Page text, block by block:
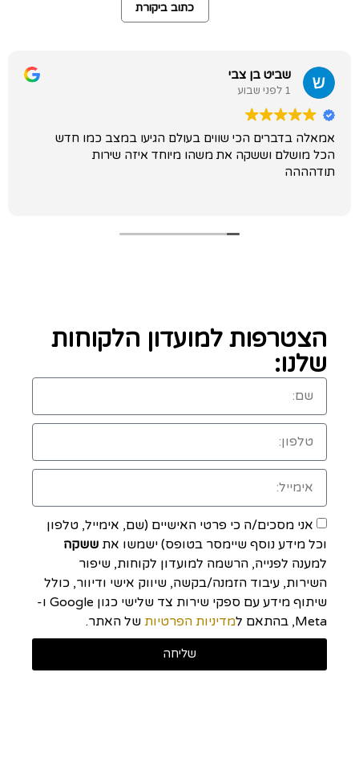
כתוב ביקורת
שביט בן צבי
1 לפני שבוע
אמאלה בדברים הכי שווים בעולם הגיעו במצב כמו חדש
הכל מושלם וששקה את משהו מיוחד איזה שירות
תודהההה
הצטרפות למועדון הלקוחות
שלנו:
אני מסכים/ה כי פרטי האישיים (שם, אימייל, טלפון
וכל מידע נוסף שיימסר בטופס) ישמשו את ששקה
למענה לפנייה, הרשמה למועדון לקוחות, שיפור
השירות, עיבוד הזמנה/בקשה, שיווק אישי ודיוור, כולל
שיתוף מידע עם ספקי שירות צד שלישי כגון Google ו-
Meta, בהתאם ל
מדיניות הפרטיות של האתר.
שליחה